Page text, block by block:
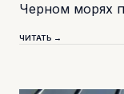
Черном морях
ЧИТАТЬ →